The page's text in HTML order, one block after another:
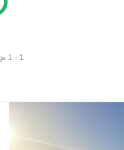
1 - 1 من 1 بنتهاوس